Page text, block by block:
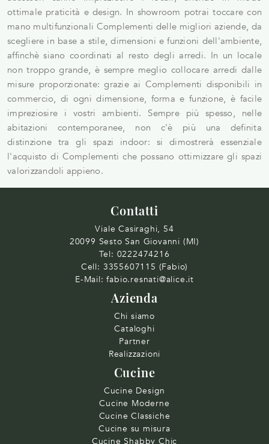
ottimale praticità e design. In showroom potrai toccare con
mano multifunzionali Complementi delle migliori aziende, da
scegliere in base a stile, dimensioni e funzioni dell'ambiente,
affinchè siano coordinati al resto degli arredi. In un locale
non troppo grande, è sempre meglio collocare arredi dalle
misure proporzionate: grazie ai Complementi disponibili in
commercio, di ogni dimensione, forma e funzione, è facile
impreziosire i vostri ambienti. Sempre più spesso, nelle
abitazioni contemporanee, non c'è più una definita
distinzione tra gli spazi indoor: si dimostrerà essenziale
l'acquisto di Complementi che possano ottimizzare gli spazi
valorizzandoli appieno.
Contatti
Viale Casiraghi, 54
20099 Sesto San Giovanni (MI)
Tel: 0222474216
Cell: 3355607115 (Fabio)
E-Mail: fabio.resnati@alice.it
Azienda
Chi siamo
Cataloghi
Partner
Realizzazioni
Cucine
Cucine Design
Cucine Moderne
Cucine Classiche
Cucine su misura
Cucine Shabby Chic